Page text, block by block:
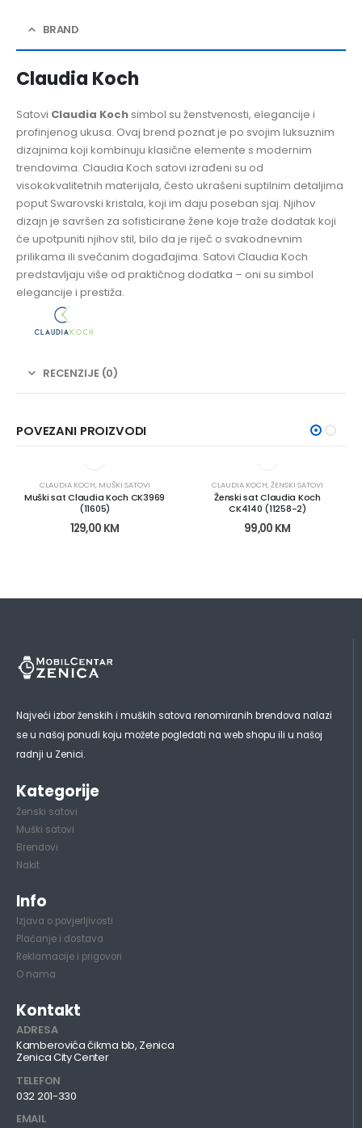
BRAND
Claudia Koch
Satovi Claudia Koch simbol su ženstvenosti, elegancije i
profinjenog ukusa. Ovaj brend poznat je po svojim luksuznim
dizajnima koji kombinuju klasične elemente s modernim
trendovima. Claudia Koch satovi izrađeni su od
visokokvalitetnih materijala, često ukrašeni suptilnim detaljima
poput Swarovski kristala, koji im daju poseban sjaj. Njihov
dizajn je savršen za sofisticirane žene koje traže dodatak koji
će upotpuniti njihov stil, bilo da je riječ o svakodnevnim
prilikama ili svečanim događajima. Satovi Claudia Koch
predstavljaju više od praktičnog dodatka – oni su simbol
elegancije i prestiža.
RECENZIJE (0)
POVEZANI PROIZVODI
CLAUDIA KOCH, MUŠKI SATOVI
Muški sat Claudia Koch CK3969
(11605)
129,00 KM
CLAUDIA KOCH,ŽENSKI SATOVI
Ženski sat Claudia Koch
CK4140 (11258-2)
99,00 KM
Najveći izbor ženskih i muških satova renomiranih brendova nalazi
se u našoj ponudi koju možete pogledati na web shopu ili u našoj
radnji u Zenici.
Kategorije
Ženski satovi
Muški satovi
Brendovi
Nakit
Info
Izjava o povjerljivosti
Plaćanje i dostava
Reklamacije i prigovori
O nama
Kontakt
ADRESA
Kamberovića čikma bb, Zenica
Zenica City Center
TELEFON
032 201-330
EMAIL